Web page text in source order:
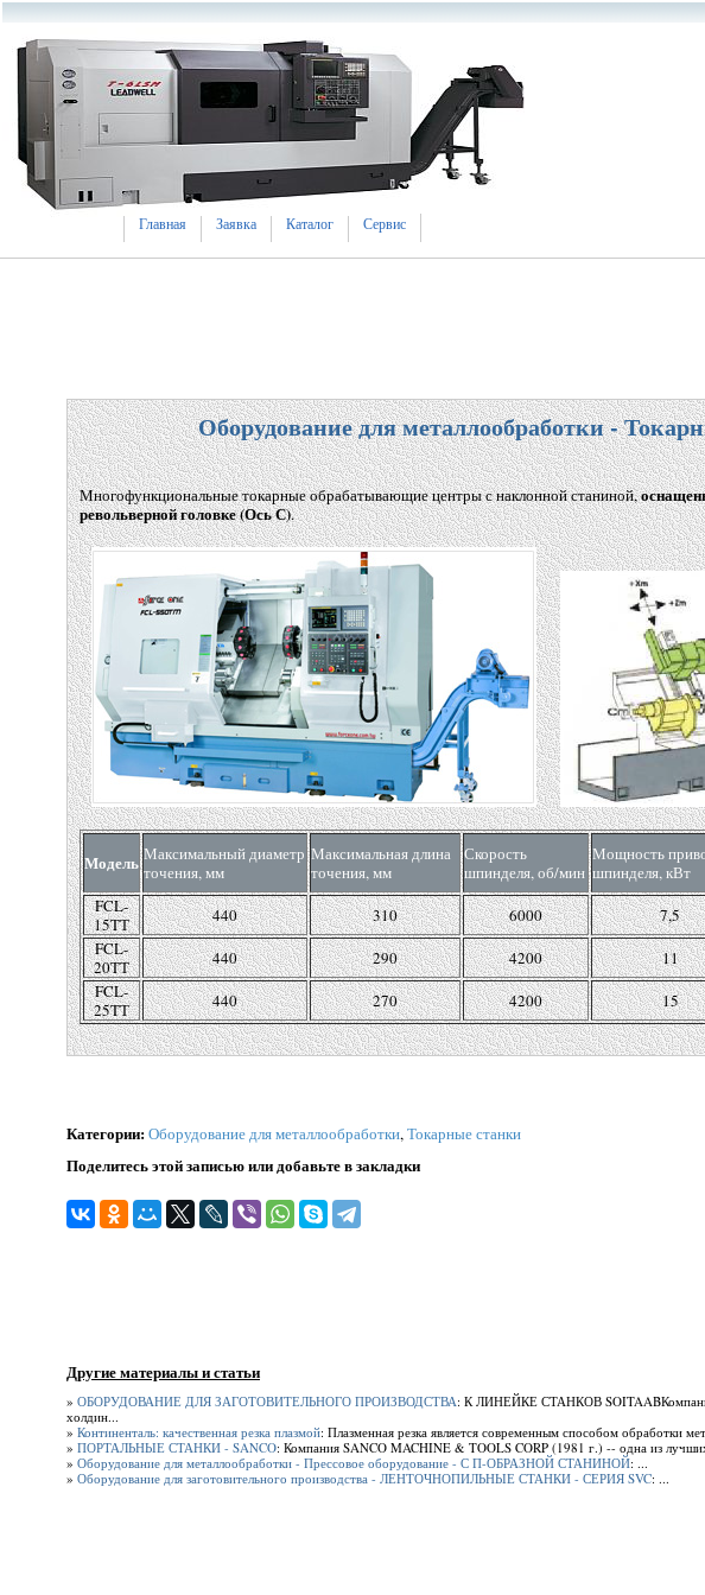
Главная Заявка Каталог Сервис
Оборудование для металлообработки -
Многофункциональные токарные обрабатывающие центры с наклонной станиной,
револьверной головке(Ось С).
Модель Максимальный диаметр
точения, мм
Максимальная длина
точения, мм
Скорость
шпинделя, об/мин
Мощность
шпинделя, кВт
FCL-
15TТ
440 310 6000 7,5
FCL-
20TТ
440 290 4200 11
FCL-
25TТ
440 270 4200 15
Категории:Оборудование для металлообработки,Токарные станки
Поделитесь этой записью или добавьте в закладки
Другие материалы и статьи
» ОБОРУДОВАНИЕ ДЛЯ ЗАГОТОВИТЕЛЬНОГО ПРОИЗВОДСТВА: К ЛИНЕЙКЕ СТАНКОВ SOITAABКомпания
холдин...
» Континенталь: качественная резка плазмой: Плазменная резка является современным способом обработки
» ПОРТАЛЬНЫЕ СТАНКИ - SANCO: Компания SANCO MACHINE & TOOLS CORP (1981 г.) -- одна из
» Оборудование для металлообработки - Прессовое оборудование - С П-ОБРАЗНОЙ СТАНИНОЙ: ...
» Оборудование для заготовительного производства - ЛЕНТОЧНОПИЛЬНЫЕ СТАНКИ - СЕРИЯ SVC: ...